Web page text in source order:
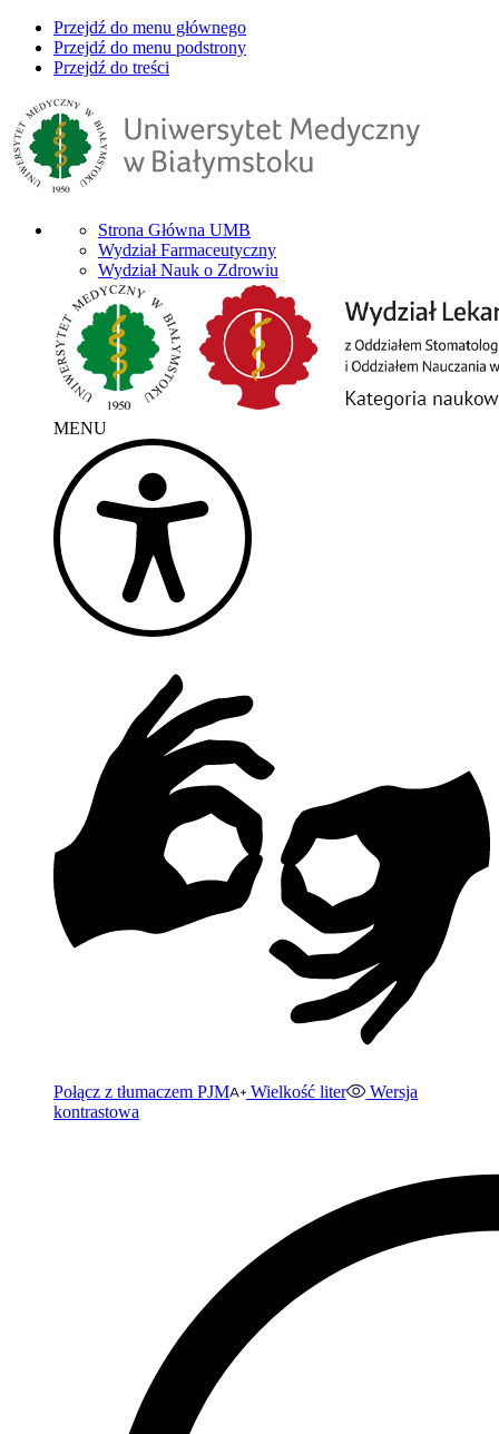
Przejdź do menu głównego
Przejdź do menu podstrony
Przejdź do treści
Strona Główna UMB
Wydział Farmaceutyczny
Wydział Nauk o Zdrowiu
MENU
Połącz z tłumaczem PJM Wielkość liter
Wersja
kontrastowa